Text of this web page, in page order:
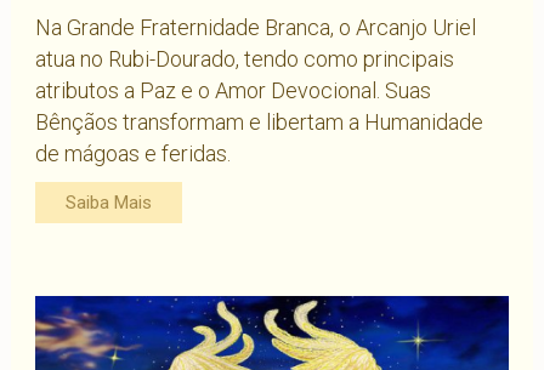
Na Grande Fraternidade Branca, o Arcanjo Uriel
atua no Rubi-Dourado, tendo como principais
atributos a Paz e o Amor Devocional. Suas
Bênçãos transformam e libertam a Humanidade
de mágoas e feridas.
Saiba Mais